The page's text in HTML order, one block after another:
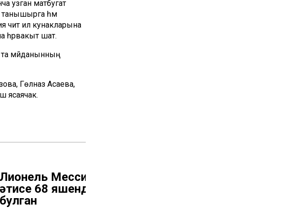
узган матбугат
танышырга һәм
чит ил кунакларына
һәрвакыт шат.
та мәйданынның
Гөлназ Асаева,
ясаячак.
Лионель Мессиның
әтисе 68 яшендә вафат
булган